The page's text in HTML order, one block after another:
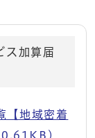
ス加算届
【地域密着